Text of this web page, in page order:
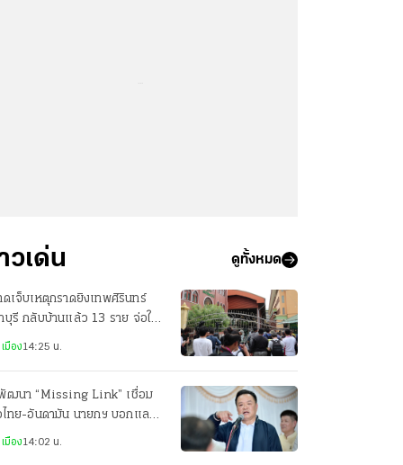
วเด่น ดูทั้งหมด
ดเจ็บเหตุกราดยิงเทพศิรินทร์
บุรี กลับบ้านแล้ว 13 ราย จ่อให้
ก 2 ราย
มือง14:25 น.
ฒนา “Missing Link” เชื่อม
ไทย-อันดามัน นายกฯ บอกแลนด์
จ์ค่อยว่ากัน
มือง14:02 น.